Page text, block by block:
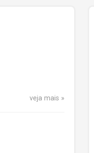
veja mais